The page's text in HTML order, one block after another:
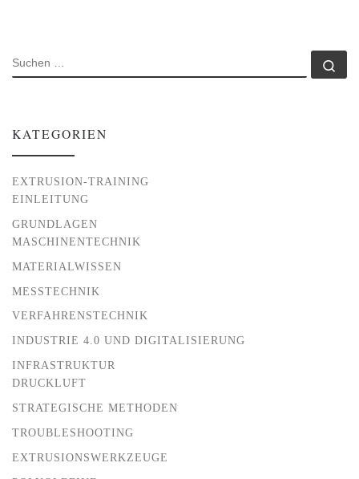
SUCHE
KATEGORIEN
EXTRUSION-TRAINING
EINLEITUNG
GRUNDLAGEN
MASCHINENTECHNIK
MATERIALWISSEN
MESSTECHNIK
VERFAHRENSTECHNIK
INDUSTRIE 4.0 UND DIGITALISIERUNG
INFRASTRUKTUR
DRUCKLUFT
STRATEGISCHE METHODEN
TROUBLESHOOTING
EXTRUSIONSWERKZEUGE